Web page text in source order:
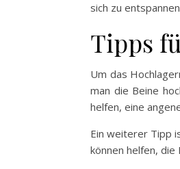
sich zu
Tipps
Um das
man die Beine
helfen, eine
Ein weiterer Tipp
können helfen,